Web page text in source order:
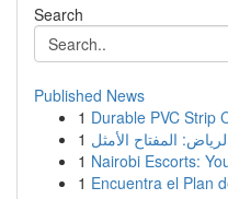
Search
Published News
1 Durable PVC Strip
1
1 Nairobi Escorts:
1 Encuentra el Plan